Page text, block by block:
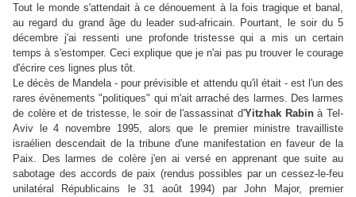
Tout le monde s'attendait à ce dénouement à la fois tragique et banal,
au regard du grand âge du leader sud-africain. Pourtant, le soir du 5
décembre j'ai ressenti une profonde tristesse qui a mis un certain
temps à s'estomper. Ceci explique que je n'ai pas pu trouver le courage
d'écrire ces lignes plus tôt.
Le décès de Mandela - pour prévisible et attendu qu'il était - est l'un des
rares évènements "politiques" qui m'ait arraché des larmes. Des larmes
de colère et de tristesse, le soir de l'assassinat d'Yitzhak Rabinà Tel-
Aviv le 4 novembre 1995, alors que le premier ministre travailliste
israélien descendait de la tribune d'une manifestation en faveur de la
Paix. Des larmes de colère j'en ai versé en apprenant que suite au
sabotage des accords de paix (rendus possibles par un cessez-le-feu
unilatéral Républicains le 31 août 1994) par John Major, premier